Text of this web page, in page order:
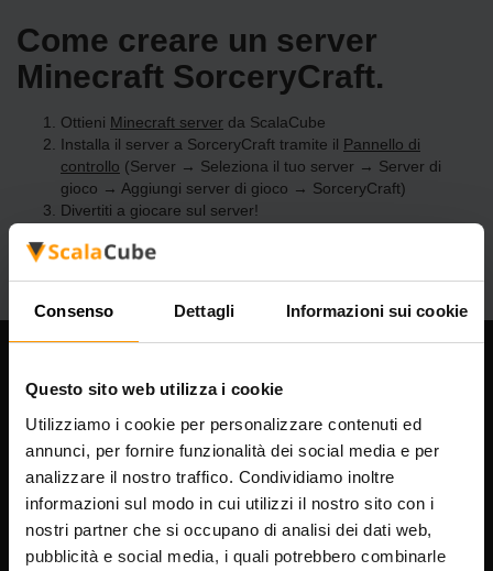
Consenso Dettagli Informazioni sui cookie
Questo sito web utilizza i cookie
Utilizziamo i cookie per personalizzare contenuti ed
annunci, per fornire funzionalità dei social media e per
analizzare il nostro traffico. Condividiamo inoltre
informazioni sul modo in cui utilizzi il nostro sito con i
nostri partner che si occupano di analisi dei dati web,
pubblicità e social media, i quali potrebbero combinarle
Come creare un server
Minecraft SorceryCraft.
Ottieni Minecraft server da ScalaCube
Installa il server a SorceryCraft tramite il Pannello di
controllo (Server → Seleziona il tuo server → Server di
gioco → Aggiungi server di gioco → SorceryCraft)
Divertiti a giocare sul server!
Scalable Hosting Solutions OÜ
Codice di registrazione: 14652605
Partita IVA: EE102133820
Indirizzo: Harju maakond, Tallinn, Kesklinna linnaosa,